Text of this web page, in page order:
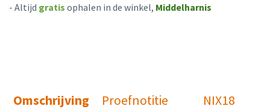
- Altijd gratis ophalen in de winkel, Middelharnis
Omschrijving Proefnotitie NIX18